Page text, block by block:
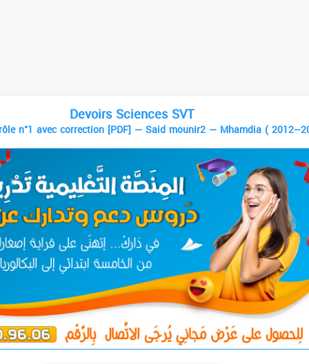
Devoirs Sciences SVT
n°1 avec correction [PDF] — Said mounir2 — Mhamdia (